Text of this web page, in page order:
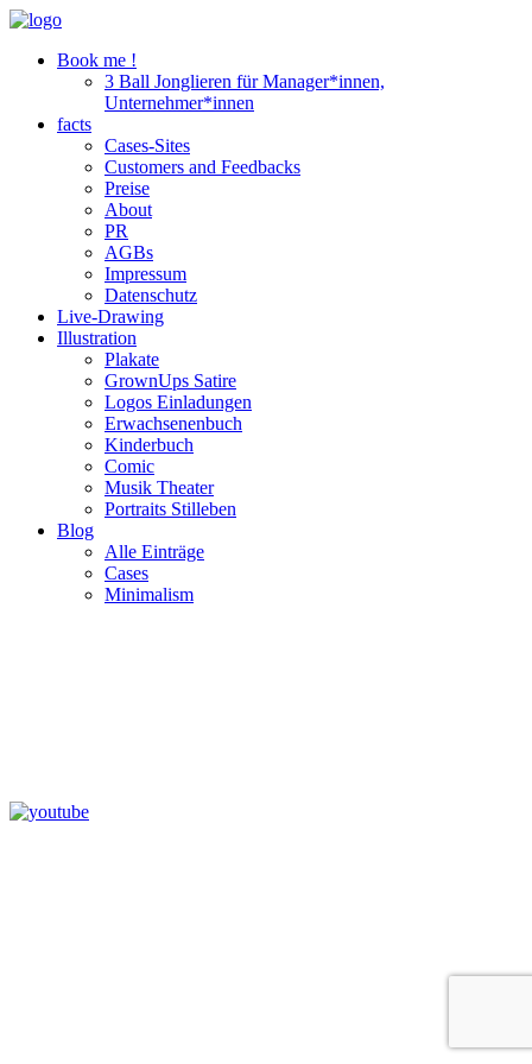
Book me !
3 Ball Jonglieren für Manager*innen,
Unternehmer*innen
facts
Cases-Sites
Customers and Feedbacks
Preise
About
PR
AGBs
Impressum
Datenschutz
Live-Drawing
Illustration
Plakate
GrownUps Satire
Logos Einladungen
Erwachsenenbuch
Kinderbuch
Comic
Musik Theater
Portraits Stilleben
Blog
Alle Einträge
Cases
Minimalism